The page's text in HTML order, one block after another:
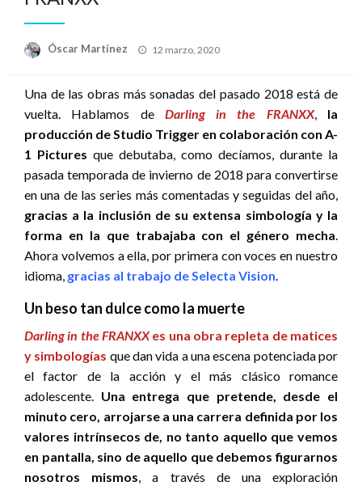
Óscar Martínez
Publicado
12 marzo, 2020
Una de las obras más sonadas del pasado 2018 está de
vuelta. Hablamos de Darling in the FRANXX,la
producción de Studio Trigger en colaboración con A-
1 Pictures que debutaba, como decíamos, durante la
pasada temporada de invierno de 2018 para convertirse
en una de las series más comentadas y seguidas del año,
gracias a la inclusión de su extensa simbología y la
forma en la que trabajaba con el género mecha.
Ahora volvemos a ella, por primera con voces en nuestro
idioma, gracias al trabajo de Selecta Vision.
Un beso tan dulce como la muerte
Darling in the FRANXXes una obra repleta de matices
y simbologías que dan vida a una escena potenciada por
el factor de la acción y el más clásico romance
adolescente. Una entrega que pretende, desde el
minuto cero, arrojarse a una carrera definida por los
valores intrínsecos de, no tanto aquello que vemos
en pantalla, sino de aquello que debemos figurarnos
nosotros mismos, a través de una exploración